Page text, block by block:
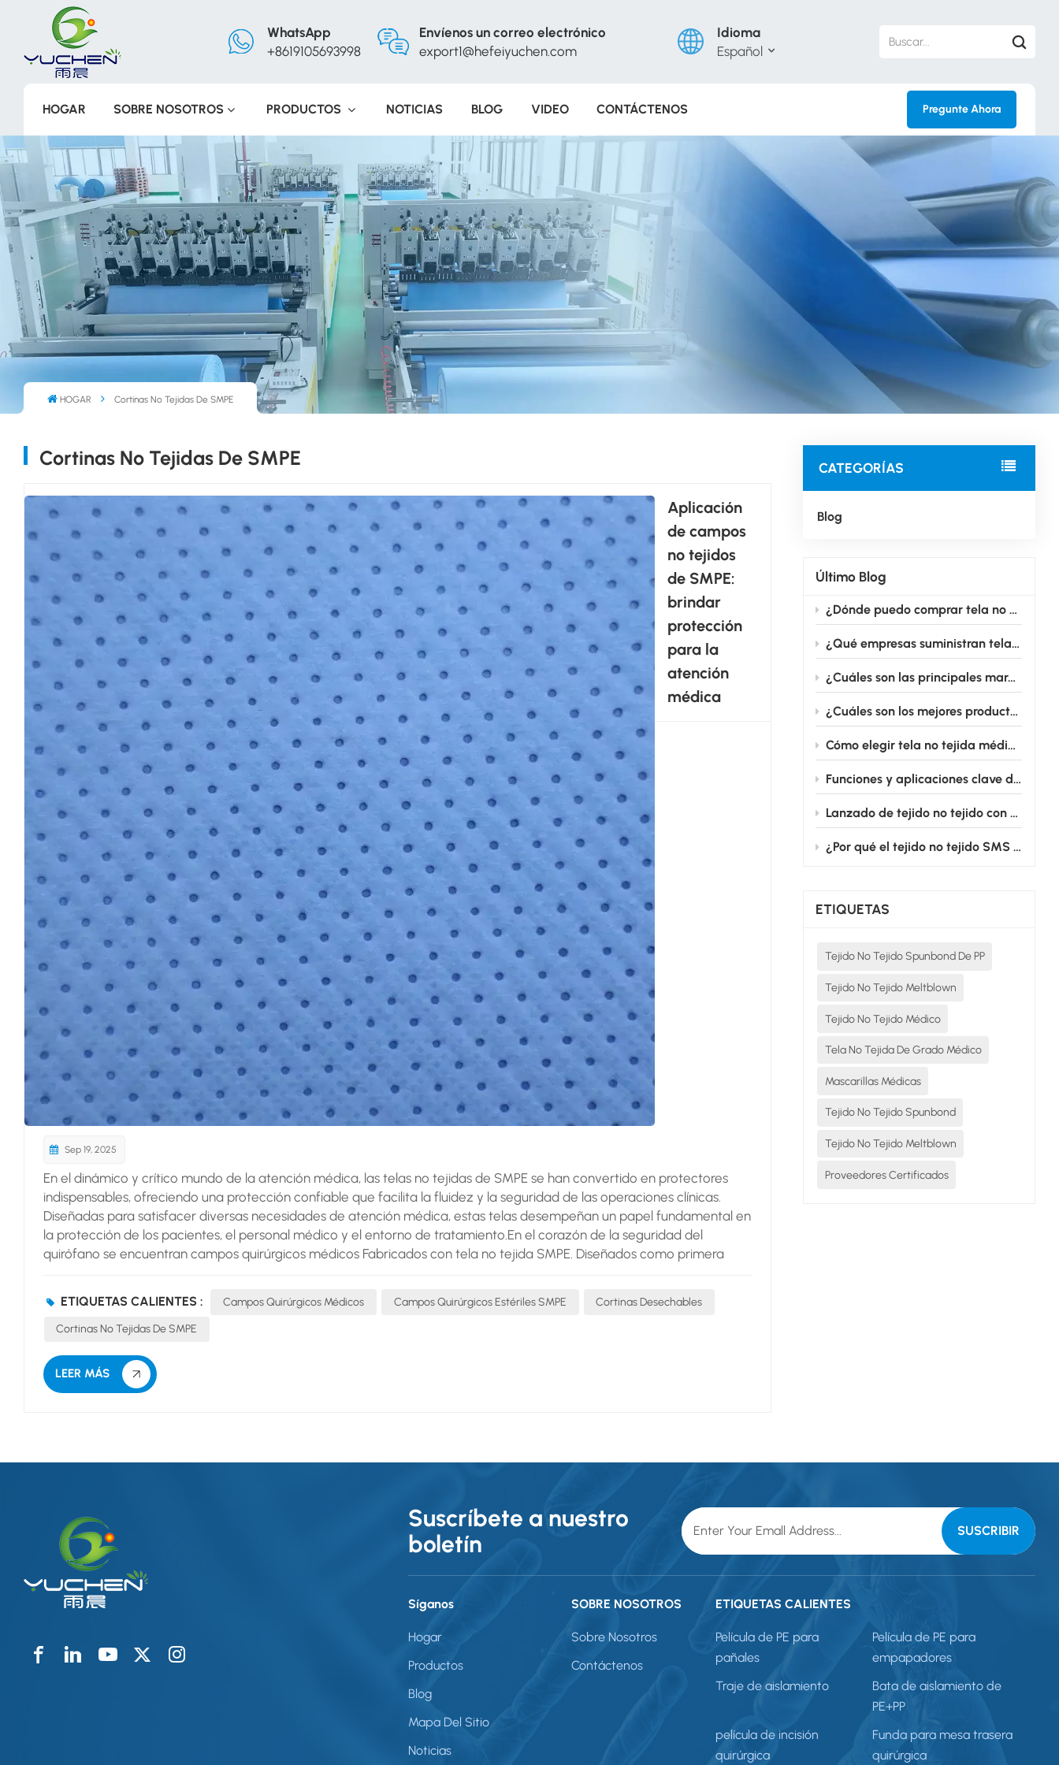
WhatsApp
+8619105693998
Envíenos un correo electrónico
export1@hefeiyuchen.com
Idioma
Español
English
عربي
HOGAR SOBRE NOSOTROS PRODUCTOS NOTICIAS BLOG VIDEO CONTÁCTENOS Pregunte Ahora
HOGAR Cortinas No Tejidas De SMPE
CATEGORÍAS
Blog
Último Blog
¿Dónde puedo comprar tela no tejida médica adecuada para la producción de mascarillas?
¿Qué empresas suministran tela no tejida para uso médico en grandes cantidades?
¿Cuáles son las principales marcas que fabrican telas no tejidas para uso médico?
¿Cuáles son los mejores productos de tela no tejida para uso médico destinados a batas quirúrgicas?
Cómo elegir tela no tejida médica para productos médicos desechables
Funciones y aplicaciones clave de los campos quirúrgicos fenestrados cardiovasculares
Lanzado de tejido no tejido con película de PE: Desde el quirófano hasta la cama de enfermería, salvaguardando silenciosamente la seguridad médica.
¿Por qué el tejido no tejido SMS es el estándar de oro para las batas quirúrgicas desechables?
ETIQUETAS
Tejido No Tejido Spunbond De PP
Tejido No Tejido Meltblown
Tejido No Tejido Médico
Tela No Tejida De Grado Médico
Mascarillas Médicas
Tejido No Tejido Spunbond
Tejido No Tejido Meltblown
Proveedores Certificados
Cortinas No Tejidas De SMPE
Aplicación
de campos
no tejidos
de SMPE:
brindar
protección
para la
atención
médica
Sep 19, 2025
En el dinámico y crítico mundo de la atención médica, las telas no tejidas de SMPE se han convertido en protectores
indispensables, ofreciendo una protección confiable que facilita la fluidez y la seguridad de las operaciones clínicas.
Diseñadas para satisfacer diversas necesidades de atención médica, estas telas desempeñan un papel fundamental en
la protección de los pacientes, el personal médico y el entorno de tratamiento.​En el corazón de la seguridad del
quirófano se encuentran campos quirúrgicos médicos Fabricados con tela no tejida SMPE. Diseñados como primera
ETIQUETAS CALIENTES : Campos Quirúrgicos Médicos Campos Quirúrgicos Estériles SMPE Cortinas Desechables
Cortinas No Tejidas De SMPE
LEER MÁS
Suscríbete a nuestro
boletín
Síganos
Hogar
Productos
Blog
Mapa Del Sitio
Noticias
SOBRE NOSOTROS
Sobre Nosotros
Contáctenos
ETIQUETAS CALIENTES
Película de PE para
pañales
Película de PE para
empapadores
Traje de aislamiento
Bata de aislamiento de
PE+PP
película de incisión
quirúrgica
Funda para mesa trasera
quirúrgica